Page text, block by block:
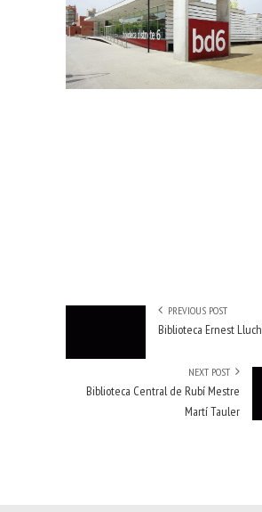
PREVIOUS POST
Biblioteca Ernest Lluch
NEXT POST
Biblioteca Central de Rubí Mestre
Martí Tauler